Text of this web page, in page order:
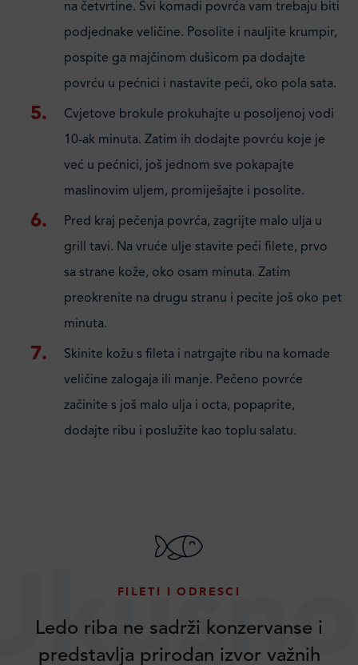
na četvrtine. Svi komadi povrća vam trebaju biti
podjednake veličine. Posolite i nauljite krumpir,
pospite ga majčinom dušicom pa dodajte
povrću u pećnici i nastavite peći, oko pola sata.
Cvjetove brokule prokuhajte u posoljenoj vodi
10-ak minuta. Zatim ih dodajte povrću koje je
već u pećnici, još jednom sve pokapajte
maslinovim uljem, promiješajte i posolite.
Pred kraj pečenja povrća, zagrijte malo ulja u
grill tavi. Na vruće ulje stavite peći filete, prvo
sa strane kože, oko osam minuta. Zatim
preokrenite na drugu stranu i pecite još oko pet
minuta.
Skinite kožu s fileta i natrgajte ribu na komade
veličine zalogaja ili manje. Pečeno povrće
začinite s još malo ulja i octa, popaprite,
dodajte ribu i poslužite kao toplu salatu.
FILETI I ODRESCI
Ledo riba ne sadrži konzervanse i
predstavlja prirodan izvor važnih